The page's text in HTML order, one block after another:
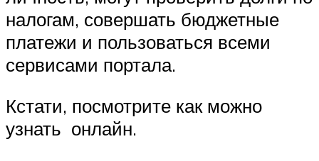
налогам, совершать бюджетные
платежи и пользоваться всеми
сервисами портала.
Кстати, посмотрите как можно
узнать онлайн.